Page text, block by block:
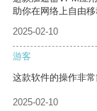
助你在网络上自由移
2025-02-10
游客
这款软件的操作非
2025-02-10